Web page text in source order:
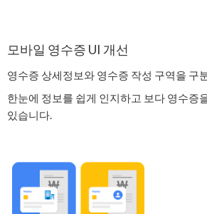
모바일 영수증 UI 개선
영수증 상세정보와 영수증 작성 구역을 구
한눈에 정보를 쉽게 인지하고 보다 영수증
있습니다.